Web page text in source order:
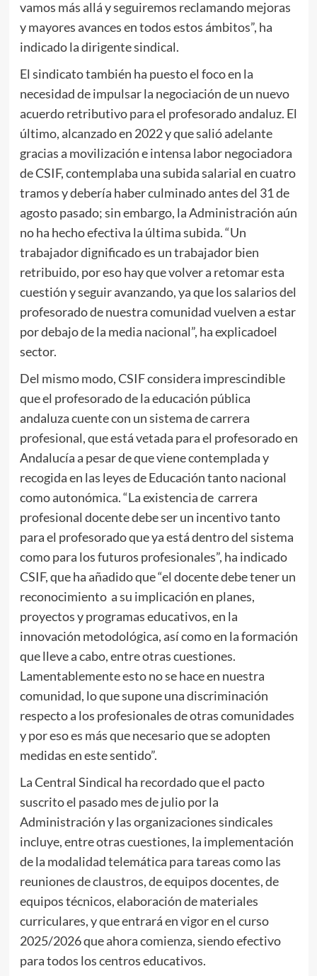
vamos más allá y seguiremos reclamando mejoras
y mayores avances en todos estos ámbitos”, ha
indicado la dirigente sindical.
El sindicato también ha puesto el foco en la
necesidad de impulsar la negociación de un nuevo
acuerdo retributivo para el profesorado andaluz. El
último, alcanzado en 2022 y que salió adelante
gracias a movilización e intensa labor negociadora
de CSIF, contemplaba una subida salarial en cuatro
tramos y debería haber culminado antes del 31 de
agosto pasado; sin embargo, la Administración aún
no ha hecho efectiva la última subida. “Un
trabajador dignificado es un trabajador bien
retribuido, por eso hay que volver a retomar esta
cuestión y seguir avanzando, ya que los salarios del
profesorado de nuestra comunidad vuelven a estar
por debajo de la media nacional”, ha explicadoel
sector.
Del mismo modo, CSIF considera imprescindible
que el profesorado de la educación pública
andaluza cuente con un sistema de carrera
profesional, que está vetada para el profesorado en
Andalucía a pesar de que viene contemplada y
recogida en las leyes de Educación tanto nacional
como autonómica. “La existencia de carrera
profesional docente debe ser un incentivo tanto
para el profesorado que ya está dentro del sistema
como para los futuros profesionales”, ha indicado
CSIF, que ha añadido que “el docente debe tener un
reconocimiento a su implicación en planes,
proyectos y programas educativos, en la
innovación metodológica, así como en la formación
que lleve a cabo, entre otras cuestiones.
Lamentablemente esto no se hace en nuestra
comunidad, lo que supone una discriminación
respecto a los profesionales de otras comunidades
y por eso es más que necesario que se adopten
medidas en este sentido”.
La Central Sindical ha recordado que el pacto
suscrito el pasado mes de julio por la
Administración y las organizaciones sindicales
incluye, entre otras cuestiones, la implementación
de la modalidad telemática para tareas como las
reuniones de claustros, de equipos docentes, de
equipos técnicos, elaboración de materiales
curriculares, y que entrará en vigor en el curso
2025/2026 que ahora comienza, siendo efectivo
para todos los centros educativos.